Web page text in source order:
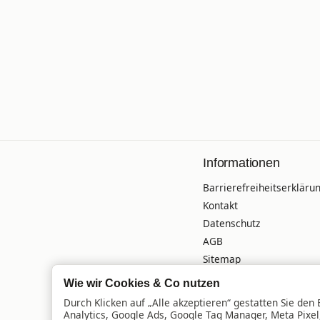
Informationen
Kontakt
Datenschutz
AGB
Sitemap
Batteriegesetzhinweise
Wie wir Cookies & Co nutzen
Durch Klicken auf „Alle akzeptieren“ gestatten Sie
Analytics, Google Ads, Google Tag Manager, Meta